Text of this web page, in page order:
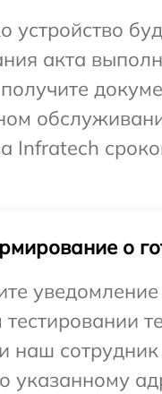
устройство
акта
Infratech
о
наш сотрудник
указанному